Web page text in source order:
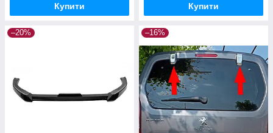
Купити Купити
–20% –16%